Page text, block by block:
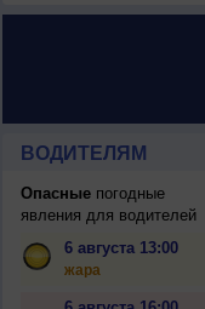
ВОДИТЕЛЯМ
Опасныепогодные
явления для водителей
6 августа 13:00
жара